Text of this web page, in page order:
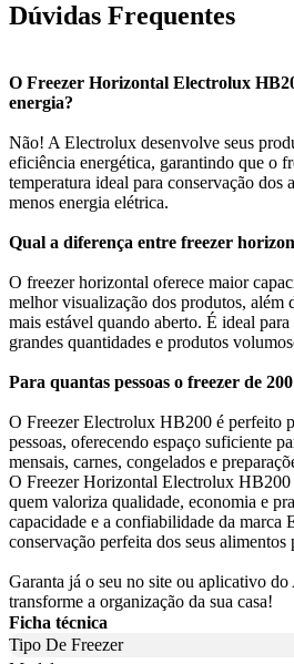
Dúvidas Frequentes
O Freezer Horizontal Electrolux
energia?
Não! A Electrolux desenvolve seus
eficiência energética, garantindo que o
temperatura ideal para conservação dos
menos energia elétrica.
Qual a diferença entre freezer
O freezer horizontal oferece maior
melhor visualização dos produtos, além
mais estável quando aberto. É ideal
grandes quantidades e produtos
Para quantas pessoas o freezer de
O Freezer Electrolux HB200 é perfeito
pessoas, oferecendo espaço suficiente
mensais, carnes, congelados e
O Freezer Horizontal Electrolux HB200
quem valoriza qualidade, economia e
capacidade e a confiabilidade da marca
conservação perfeita dos seus
Garanta já o seu no site ou aplicativo do
transforme a organização da sua casa!
Ficha técnica
Tipo De Freezer